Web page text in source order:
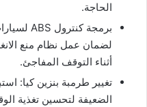
الحاجة.
لضمان عمل نظام منع
أثناء التوقف المفاجئ.
تغيير طرمبة بنزين كيا:
الضعيفة لتحسين تغذية